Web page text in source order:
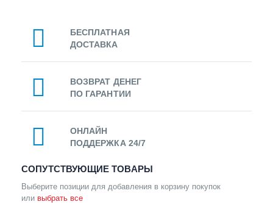
БЕСПЛАТНАЯ
ДОСТАВКА
ВОЗВРАТ ДЕНЕГ
ПО ГАРАНТИИ
ОНЛАЙН
ПОДДЕРЖКА 24/7
СОПУТСТВУЮЩИЕ ТОВАРЫ
Выберите позиции для добавления в корзину покупок
или выбрать все